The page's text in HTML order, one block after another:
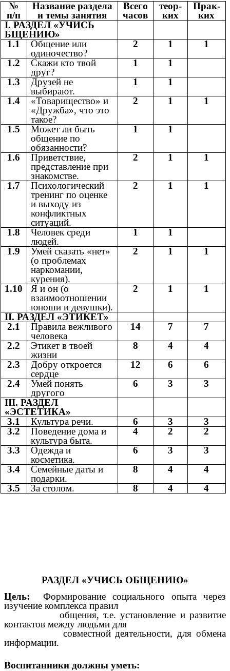
№
п/п
Название раздела
и темы занятия
Всего
часов
теор-
ких
Прак-
ких
I. РАЗДЕЛ «УЧИСЬ
БЩЕНИЮ»
1.1
Общение или
одиночество?
2 1
1
1.2
Скажи кто твой
друг?
1
1
1.3
Друзей не
выбирают.
1
1
1.4
«Товарищество» и
«Дружба», что это
такое?
2 1 1
1.5
Может ли быть
общение по
обязанности?
1 1
1.6
Приветствие,
представление при
знакомстве.
2 1 1
1.7
Психологический
тренинг по оценке
и выходу из
конфликтных
ситуаций.
2 1 1
1.8
Человек среди
людей.
1
1
1.9
Умей сказать «нет»
(о проблемах
наркомании,
курения).
2 1 1
1.10
Я и он (о
взаимоотношении
юноши и девушки).
2 1 1
II. РАЗДЕЛ «ЭТИКЕТ»
2.1
Правила вежливого
человека
14 7
7
2.2
Этикет в твоей
жизни
8 4
4
2.3
Добру откроется
сердце
12 6
6
2.4
Умей понять
другого
6 3
3
III. РАЗДЕЛ
«ЭСТЕТИКА»
3.1
Культура речи. 6 3
3
3.2
Поведение дома и
культура быта.
4 2
2
3.3
Одежда и
косметика.
6 3
3
3.4
Семейные даты и
подарки.
8 4
4
3.5
За столом. 8 4 4
РАЗДЕЛ «УЧИСЬ ОБЩЕНИЮ»
Цель: Формирование социального опыта через
изучение комплекса правил
общения, т.е. установление и развитие
контактов между людьми для
совместной деятельности, для обмена
информации.
Воспитанники должны уметь: